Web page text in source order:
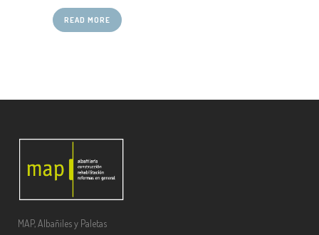
READ MORE
MAP, Albañiles y Paletas